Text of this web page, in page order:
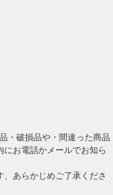
・破損品や・間違った商品
お電話かメールでお知ら
、あらかじめご了承くださ